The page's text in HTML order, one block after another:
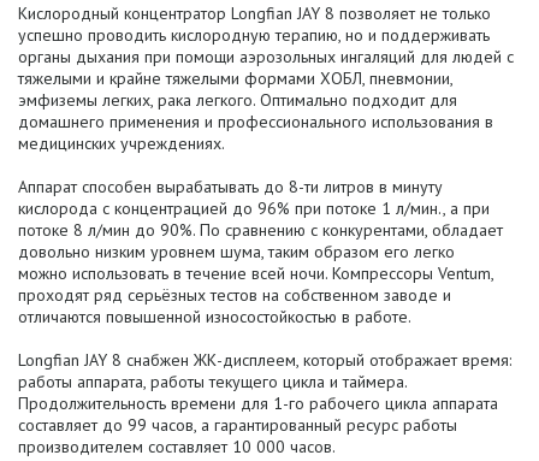
Кислородный концентратор Longfian JAY 8 позволяет не только
успешно проводить кислородную терапию, но и поддерживать
органы дыхания при помощи аэрозольных ингаляций для людей с
тяжелыми и крайне тяжелыми формами ХОБЛ, пневмонии,
эмфиземы легких, рака легкого. Оптимально подходит для
домашнего применения и профессионального использования в
медицинских учреждениях.
Аппарат способен вырабатывать до 8-ти литров в минуту
кислорода с концентрацией до 96% при потоке 1 л/мин., а при
потоке 8 л/мин до 90%. По сравнению с конкурентами, обладает
довольно низким уровнем шума, таким образом его легко
можно использовать в течение всей ночи. Компрессоры Ventum
проходят ряд серьёзных тестов на собственном заводе и
отличаются повышенной износостойкостью в работе.
Longfian JAY 8 снабжен ЖК-дисплеем, который отображает время:
работы аппарата, работы текущего цикла и таймера.
Продолжительность времени для 1-го рабочего цикла аппарата
составляет до 99 часов, а гарантированный ресурс работы
производителем составляет 10 000 часов.